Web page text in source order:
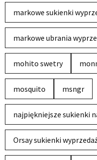
markowe sukienki
markowe ubrania
mohito swetry
mosquito msngr
najpiękniejsze sukienki
Orsay sukienki